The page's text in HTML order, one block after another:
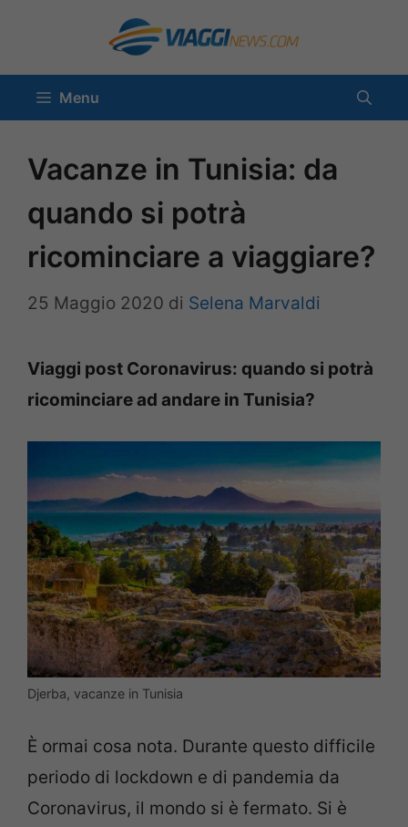
contenuto
Menu
Vacanze in Tunisia: da
quando si potrà
ricominciare a viaggiare?
25 Maggio 2020 di Selena Marvaldi
Viaggi post Coronavirus: quando si potrà
ricominciare ad andare in Tunisia?
Djerba, vacanze in Tunisia
È ormai cosa nota. Durante questo difficile
periodo di lockdown e di pandemia da
Coronavirus, il mondo si è fermato. Si è